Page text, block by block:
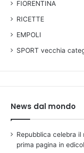
FIORENTINA
RICETTE
EMPOLI
SPORTvecchia
News dal mondo
Repubblica celebra
prima pagina in